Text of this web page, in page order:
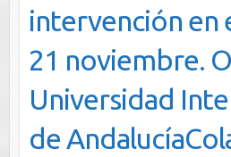
intervención en
21 noviembre.
Universidad
de